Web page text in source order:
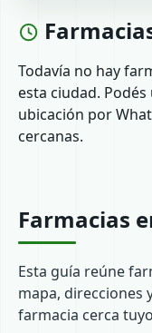
Todavía no hay
esta ciudad.
ubicación por
cercanas.
Farmacias
Esta guía reúne
mapa, direcciones
farmacia cerca